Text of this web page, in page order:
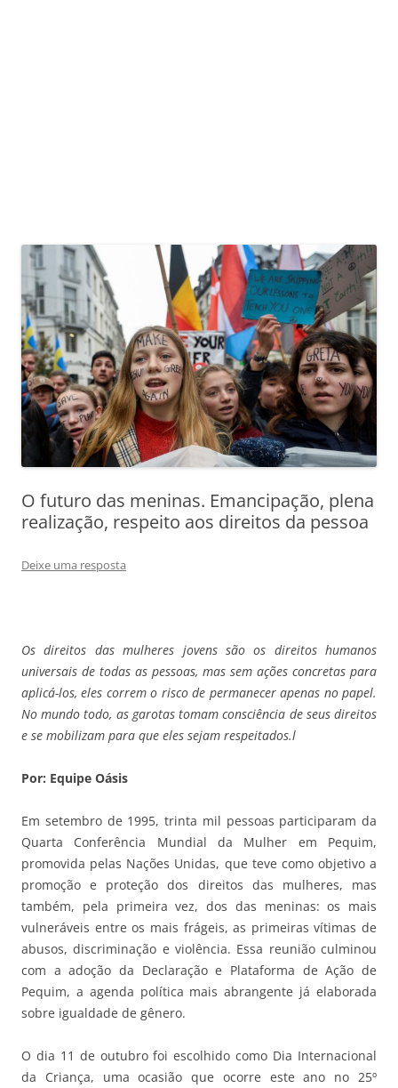
O futuro das meninas. Emancipação, plena
realização, respeito aos direitos da pessoa
Deixe uma resposta
Os direitos das mulheres jovens são os direitos humanos
universais de todas as pessoas, mas sem ações concretas para
aplicá-los, eles correm o risco de permanecer apenas no papel.
No mundo todo, as garotas tomam consciência de seus direitos
e se mobilizam para que eles sejam respeitados.l
Por: Equipe Oásis
Em setembro de 1995, trinta mil pessoas participaram da
Quarta Conferência Mundial da Mulher em Pequim,
promovida pelas Nações Unidas, que teve como objetivo a
promoção e proteção dos direitos das mulheres, mas
também, pela primeira vez, dos das meninas: os mais
vulneráveis entre os mais frágeis, as primeiras vítimas de
abusos, discriminação e violência. Essa reunião culminou
com a adoção da Declaração e Plataforma de Ação de
Pequim, a agenda política mais abrangente já elaborada
sobre igualdade de gênero.
O dia 11 de outubro foi escolhido como Dia Internacional
da Criança, uma ocasião que ocorre este ano no 25º